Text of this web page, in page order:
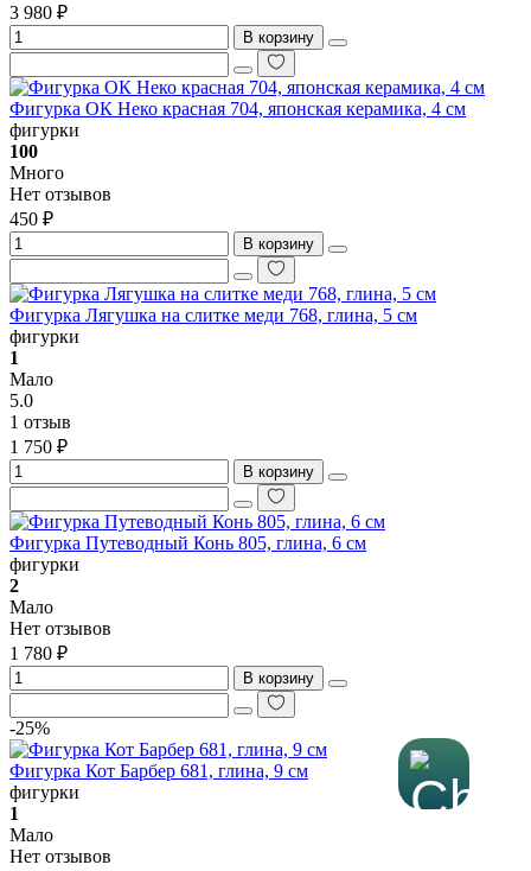
3 980 ₽
В корзину
Фигурка ОК Неко красная 704, японская керамика, 4 см
фигурки
100
Много
Нет отзывов
450 ₽
В корзину
Фигурка Лягушка на слитке меди 768, глина, 5 см
фигурки
1
Мало
5.0
1 отзыв
1 750 ₽
В корзину
Фигурка Путеводный Конь 805, глина, 6 см
фигурки
2
Мало
Нет отзывов
1 780 ₽
В корзину
-25%
Фигурка Кот Барбер 681, глина, 9 см
фигурки
1
Мало
Нет отзывов